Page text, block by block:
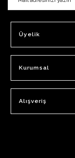
Üyelik
Kurumsal
Alışveriş